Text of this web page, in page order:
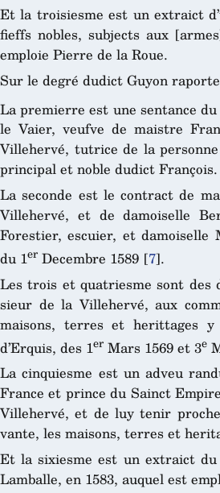
Et la troisiesme est un extraict
fieffs nobles, subjects aux
emploie Pierre de la Roue.
Sur le degré dudict Guyon
La premierre est une sentance du
le Vaier, veufve de maistre
Villehervé, tutrice de la
principal et noble dudict François.
La seconde est le contract de
Villehervé, et de damoiselle
Forestier, escuier, et damoiselle
du 1er Decembre 1589 [7].
Les trois et quatriesme sont des
sieur de la Villehervé, aux
maisons, terres et herittages
d’Erquis, des 1er Mars 1569 et 3e
La cinquiesme est un adveu
France et prince du Sainct
Villehervé, et de luy tenir
vante, les maisons, terres et
Et la sixiesme est un extraict du
Lamballe, en 1583, auquel est